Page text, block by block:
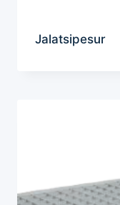
Jalatsipesur